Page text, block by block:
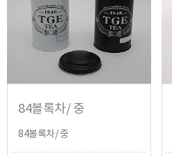
84볼록차/ 중
84볼록차/ 중